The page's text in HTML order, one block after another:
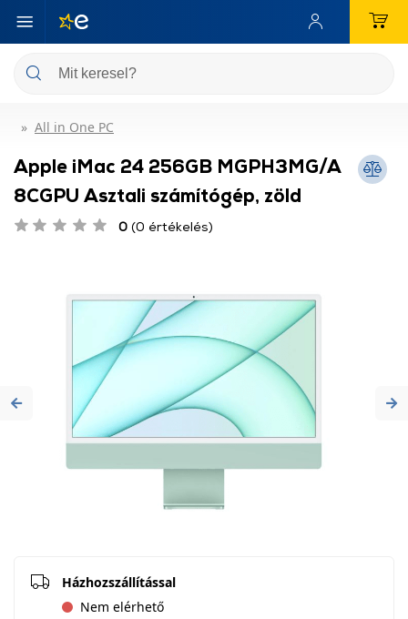
All in One PC
Apple iMac 24 256GB MGPH3MG/A
8CGPU Asztali számítógép, zöld
0 (0 értékelés)
Previous
Házhozszállítással
Nem elérhető